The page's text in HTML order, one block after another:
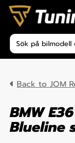
Skip to content
Produktsökning
Back to JOM
BMW
Blueline